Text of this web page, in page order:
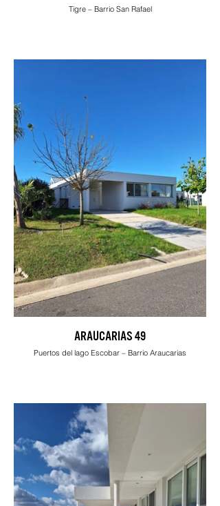
Tigre – Barrio San Rafael
ARAUCARIAS 49
Puertos del lago Escobar – Barrio Araucarias